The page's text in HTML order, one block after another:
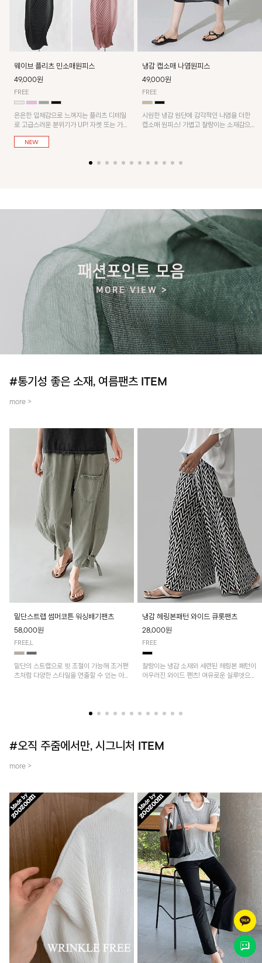
웨이브 플리츠 민소매원피스
49,000원
FREE
은은한 입체감으로 느껴지는 플리츠 디테일
로 고급스러운 분위기가 UP! 자켓 또는 가디
건과 같이 매치해도 잘 어울린답니다!
냉감 캡소매 나염원피스
49,000원
FREE
시원한 냉감 원단에 감각적인 나염을 더한
캡소매 원피스! 가볍고 찰랑이는 소재감으로
#통기성 좋은 소재, 여름팬츠 ITEM
more >
밑단스트랩 썸머코튼 워싱배기팬츠
58,000원
FREE,L
밑단의 스트랩으로 핏 조절이 가능해 조거팬
츠처럼 다양한 스타일을 연출할 수 있는 아
냉감 헤링본패턴 와이드 큐롯팬츠
28,000원
FREE
찰랑이는 냉감 소재와 세련된 헤링본 패턴이
어우러진 와이드 팬츠! 여유로운 실루엣으로
#오직 주줌에서만, 시그니처 ITEM
more >